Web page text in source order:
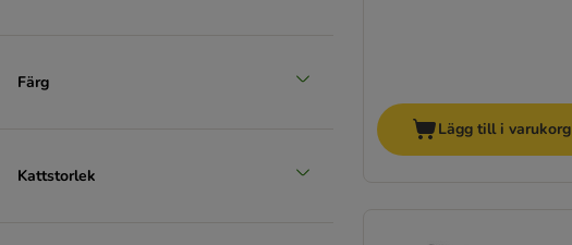
Färg
Kattstorlek
Lägg till i varukorg